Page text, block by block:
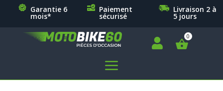
Garantie 6
mois*
Paiement
sécurisé
Livraison 2 à
5 jours

a